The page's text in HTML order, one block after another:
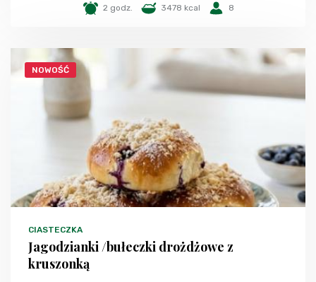
2 godz. 3478 kcal 8
NOWOŚĆ
CIASTECZKA
Jagodzianki /bułeczki drożdżowe z
kruszonką